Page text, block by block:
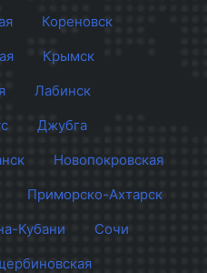
Кореновск
Крымск
Лабинск
Джубга
Новопокровская
Приморско-Ахтарск
Кубани
Сочи